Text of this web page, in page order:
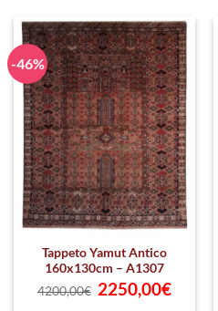
-46%
Tappeto Yamut Antico
160x130cm – A1307
4200,00€ Original
price
2250,00€Current
price